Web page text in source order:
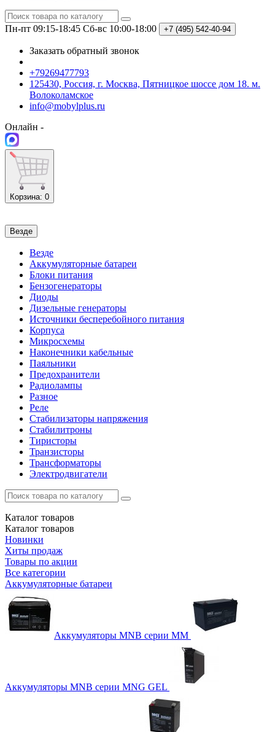
Пн-пт 09:15-18:45 Сб-вс 10:00-18:00 +7 (495) 542-40-94
Заказать обратный звонок
+79269477793
125430, Россия, г. Москва, Пятницкое шоссе дом 18. м.
Волоколамское
info@mobylplus.ru
Онлайн -
Корзина: 0
Везде
Везде
Аккумуляторные батареи
Блоки питания
Бензогенераторы
Диоды
Дизельные генераторы
Источники бесперебойного питания
Корпуса
Микросхемы
Наконечники кабельные
Паяльники
Предохранители
Радиолампы
Разное
Реле
Стабилизаторы напряжения
Стабилитроны
Тиристоры
Транзисторы
Трансформаторы
Электродвигатели
Каталог товаров
Каталог товаров
Новинки
Хиты продаж
Товары по акции
Все категории
Аккумуляторные батареи
Аккумуляторы MNB серии MM
Аккумуляторы MNB серии MNG GEL